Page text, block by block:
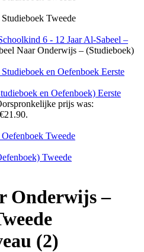
6 - 12 JaarAl-Sabeel –
Naar Onderwijs – (Studieboek)
en Oefenboek) Eerste
prijs was:
Tweede
Onderwijs –
(2)